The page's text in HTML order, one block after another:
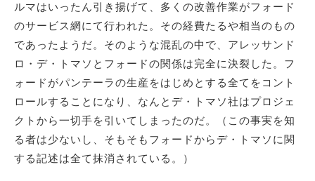
ルマはいったん引き揚げて、多くの改善作業がフォード
のサービス網にて行われた。その経費たるや相当のもの
であったようだ。そのような混乱の中で、アレッサンド
ロ・デ・トマソとフォードの関係は完全に決裂した。フ
ォードがパンテーラの生産をはじめとする全てをコント
ロールすることになり、なんとデ・トマソ社はプロジェ
クトから一切手を引いてしまったのだ。（この事実を知
る者は少ないし、そもそもフォードからデ・トマソに関
する記述は全て抹消されている。）